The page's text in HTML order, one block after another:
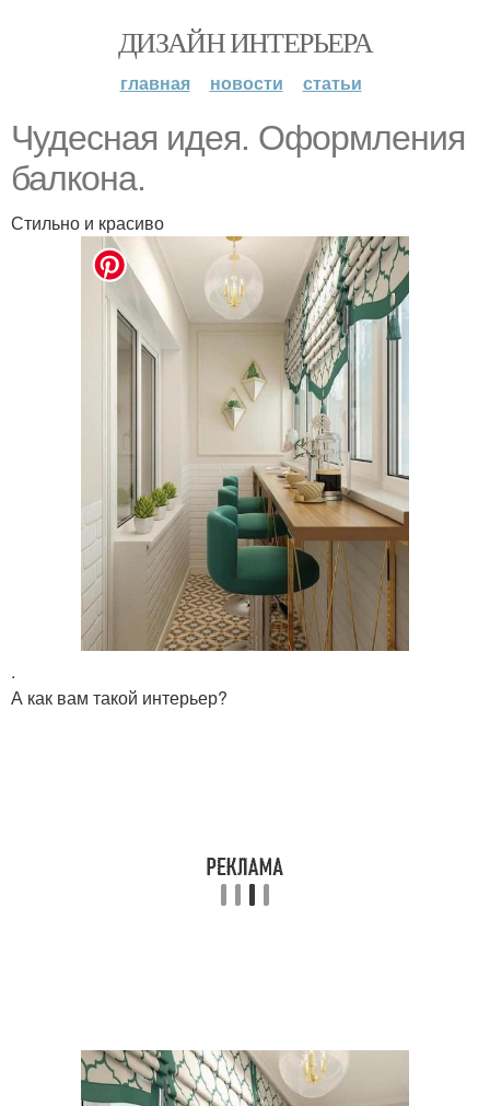
ДИЗАЙН ИНТЕРЬЕРА
главная новости статьи
Чудесная идея. Оформления
балкона.
Стильно и красиво
.
А как вам такой интерьер?